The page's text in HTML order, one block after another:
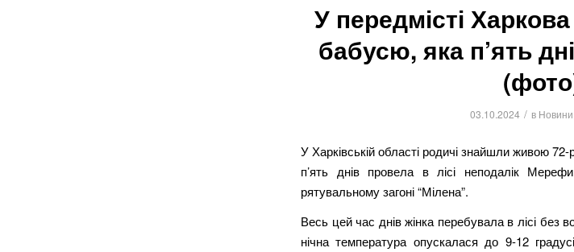
У передмісті
бабусю, яка п’ять
03.10.2024 / в
У Харківській області родичі знайшли живою
п’ять днів провела в лісі неподалік
рятувальному загоні “Мілена”.
Весь цей час днів жінка перебувала в лісі без
нічна температура опускалася до 9-12